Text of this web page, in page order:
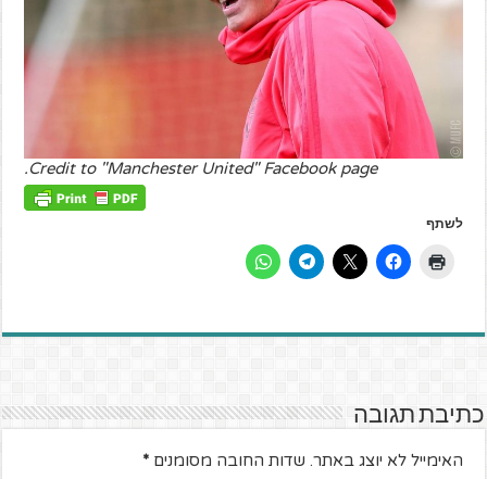
Credit to "Manchester United" Facebook page.
לשתף
כתיבת תגובה
האימייל לא יוצג באתר. שדות החובה מסומנים*